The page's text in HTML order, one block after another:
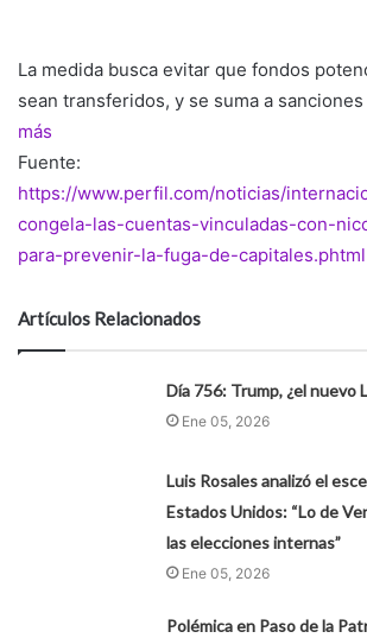
La medida busca evitar que fondos
sean transferidos, y se suma a
más
Fuente:
https://www.perfil.com/noticias/
congela-las-cuentas-vinculadas-con-
para-prevenir-la-fuga-de-capitales.phtml
Artículos Relacionados
Día 756: Trump, ¿el nuevo
Ene 05, 2026
Luis Rosales analizó el
Estados Unidos: “Lo de
las elecciones internas”
Ene 05, 2026
Polémica en Paso de la